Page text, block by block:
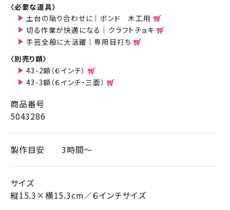
〈必要な道具〉
土台の貼り合わせに｜ボンド 木工用
切る作業が快適になる｜クラフトチョキ
手芸全般に大活躍｜専用目打ち
〈別売り額〉
43-2額（６インチ）
43-3額（６インチ・三面）
商品番号
5043286
製作目安 3時間～
サイズ
縦15.3×横15.3cm／６インチサイズ